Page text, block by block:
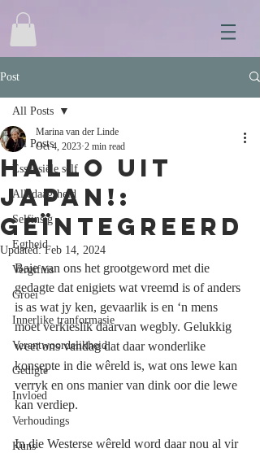
Post
All Posts
Essensiële self
Alledaagsheid
Selfinsig
Egtheid
Vergifnis
Groei
Innerlike tranformasie
Verantwoordelikheid
Gedigte
Invloed
Verhoudings
Kuns
All Posts
Hallo uit
Japan!:
Geïntegreerd
Marina van der Linde
Oct 4, 2023 2 min read
Updated:Feb 14, 2024
Baie van ons het grootgeword met die
gedagte dat enigiets wat vreemd is of anders
is as wat jy ken, gevaarlik is en ‘n mens
moet verkieslik daarvan wegbly. Gelukkig
weet ons vandag dat daar wonderlike
konsepte in die wêreld is, wat ons lewe kan
verryk en ons manier van dink oor die lewe
kan verdiep.
In die Westerse wêreld word daar nou al vir